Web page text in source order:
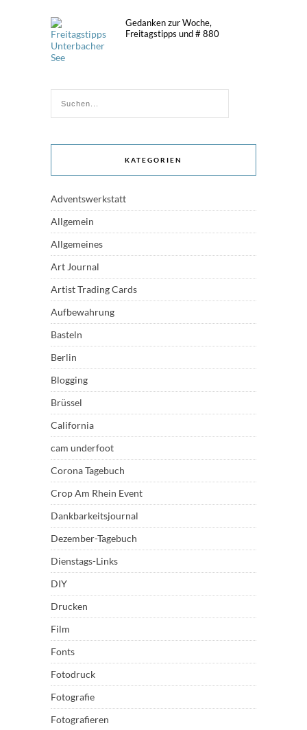
Gedanken zur Woche,
Freitagstipps und # 880
KATEGORIEN
Adventswerkstatt
Allgemein
Allgemeines
Art Journal
Artist Trading Cards
Aufbewahrung
Basteln
Berlin
Blogging
Brüssel
California
cam underfoot
Corona Tagebuch
Crop Am Rhein Event
Dankbarkeitsjournal
Dezember-Tagebuch
Dienstags-Links
DIY
Drucken
Film
Fonts
Fotodruck
Fotografie
Fotografieren